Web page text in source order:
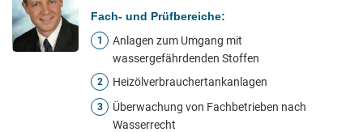
Fach- und Prüfbereiche:
1
Anlagen zum Umgang mit
wassergefährdenden Stoffen
2 Heizölverbrauchertankanlagen
3
Überwachung von Fachbetrieben nach
Wasserrecht